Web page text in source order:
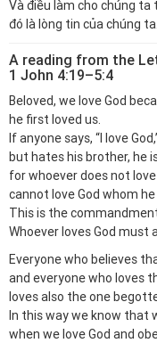
Và điều làm cho chúng ta
đó là lòng tin của chúng ta.
A reading from the
1 John 4:19–5:4
Beloved, we love God
he first loved us.
If anyone says, “I love
but hates his brother, he
for whoever does not
cannot love God whom
This is the
Whoever loves God must
Everyone who believes
and everyone who loves
loves also the one
In this way we know that
when we love God and